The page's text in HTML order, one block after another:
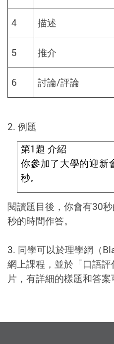
4 描述
5 推介
6 討論/評論
2. 例題
第1題 介紹
你參加了大學的迎新
秒。
閱讀題目後，你會有30
秒的時間作答。
3. 同學可以於理學網（
網上課程，並於「口語
片，有詳細的樣題和答案